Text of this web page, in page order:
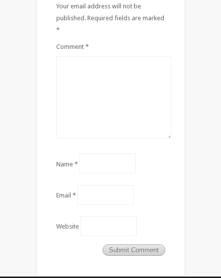
Your email address will not be
published. Required fields are marked
*
Comment *
Name *
Email *
Website